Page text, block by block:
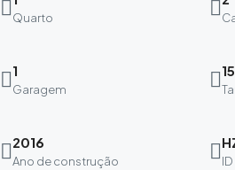
Quarto
1
Garagem
2016
Ano de construção